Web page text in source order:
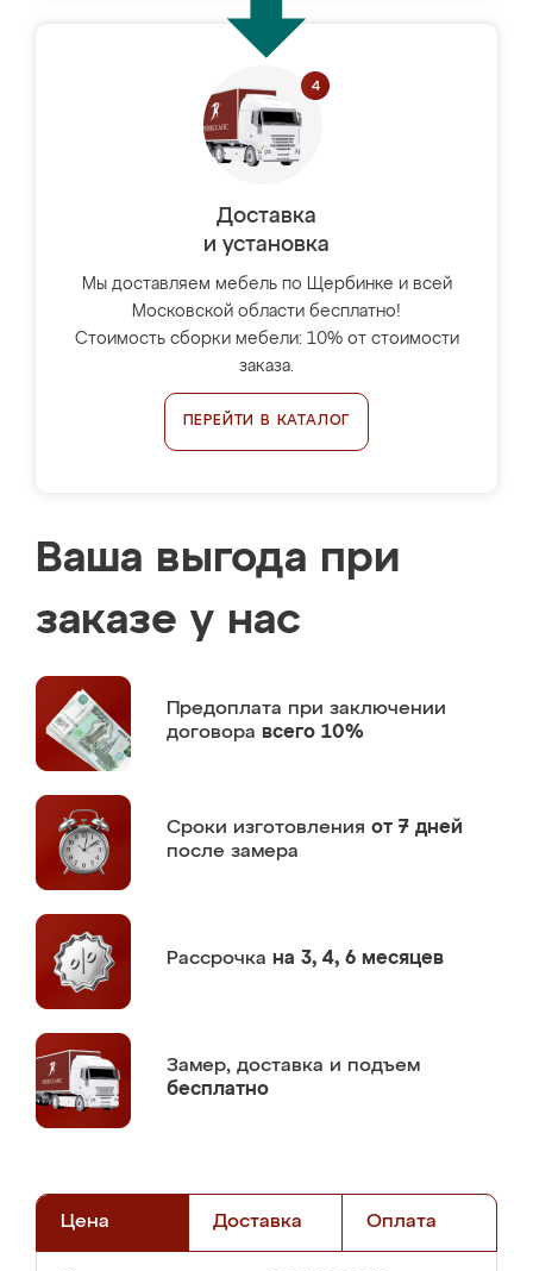
Доставка
и установка
Мы доставляем мебель по Щербинке и всей
Московской области бесплатно!
Стоимость сборки мебели: 10% от стоимости
заказа.
ПЕРЕЙТИ В КАТАЛОГ
Ваша выгода при
заказе у нас
Предоплата при заключении
договора всего 10%
Сроки изготовления от 7 дней
после замера
Рассрочка на 3, 4, 6 месяцев
Замер, доставка и подъем
бесплатно
Цена Доставка Оплата